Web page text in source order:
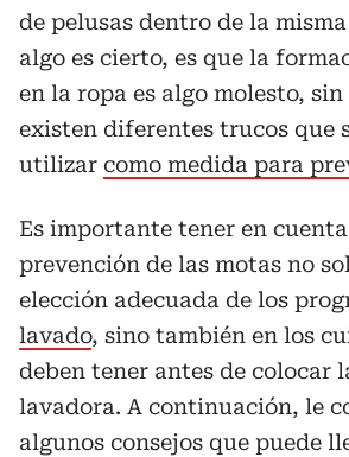
de pelusas dentro de la
algo es cierto, es que la
en la ropa es algo molesto, sin
existen diferentes trucos que
utilizar como medida para
Es importante tener en
prevención de las motas no
elección adecuada de los
lavado, sino también en los
deben tener antes de colocar
lavadora. A continuación, le
algunos consejos que puede